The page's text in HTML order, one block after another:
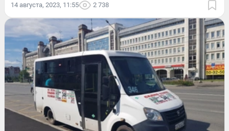
14 августа, 2023, 11:55 2 738